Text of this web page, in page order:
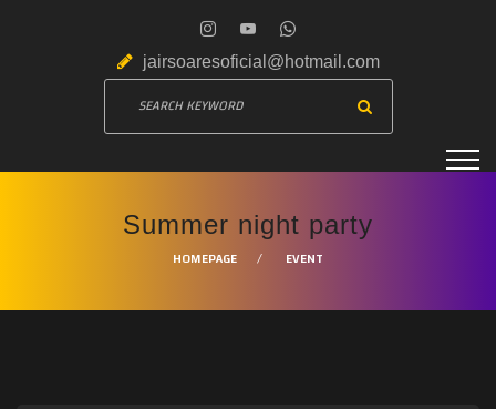
jairsoaresoficial@hotmail.com
Summer night party
HOMEPAGE EVENT